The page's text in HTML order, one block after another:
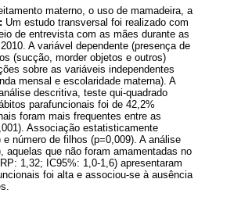
materno, o uso de mamadeira, a
Um estudo transversal foi realizado com
de entrevista com as mães durante as
A variável dependente (presença de
(sucção, morder objetos e outros)
sobre as variáveis independentes
mensal e escolaridade materna). A
descritiva, teste qui-quadrado
parafuncionais foi de 42,2%
foram mais frequentes entre as
Associação estatisticamente
número de filhos (p=0,009). A análise
que não foram amamentadas no
1,32; IC95%: 1,0-1,6) apresentaram
foi alta e associou-se à ausência